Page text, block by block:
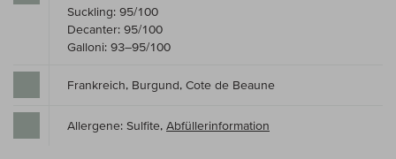
Suckling: 95/100
Decanter: 95/100
Galloni: 93–95/100
Frankreich, Burgund, Cote de Beaune
Allergene: Sulfite, Abfüllerinformation